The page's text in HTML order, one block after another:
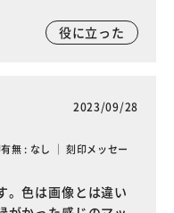
役に立った
2023/09/28
無 : なし ｜ 刻印メッセー
。色は画像とは違い